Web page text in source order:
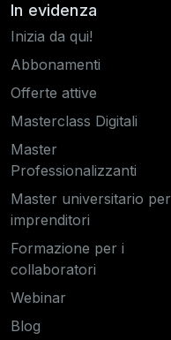
In evidenza
Inizia da qui!
Abbonamenti
Offerte attive
Masterclass Digitali
Master
Professionalizzanti
Master universitario per
imprenditori
Formazione per i
collaboratori
Webinar
Blog